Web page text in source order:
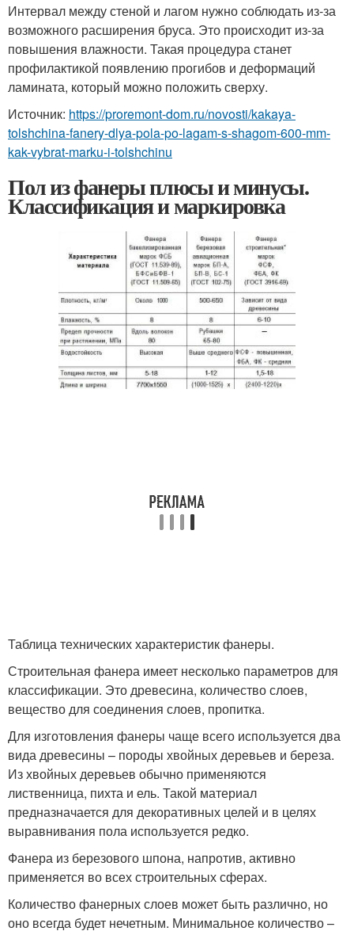
Интервал между стеной и лагом нужно соблюдать из-за
возможного расширения бруса. Это происходит из-за
повышения влажности. Такая процедура станет
профилактикой появлению прогибов и деформаций
ламината, который можно положить сверху.
Источник: https://proremont-dom.ru/novosti/kakaya-
tolshchina-fanery-dlya-pola-po-lagam-s-shagom-600-mm-
kak-vybrat-marku-i-tolshchinu
Пол из фанеры плюсы и минусы.
Классификация и маркировка
Таблица технических характеристик фанеры.
Строительная фанера имеет несколько параметров для
классификации. Это древесина, количество слоев,
вещество для соединения слоев, пропитка.
Для изготовления фанеры чаще всего используется два
вида древесины – породы хвойных деревьев и береза.
Из хвойных деревьев обычно применяются
лиственница, пихта и ель. Такой материал
предназначается для декоративных целей и в целях
выравнивания пола используется редко.
Фанера из березового шпона, напротив, активно
применяется во всех строительных сферах.
Количество фанерных слоев может быть различно, но
оно всегда будет нечетным. Минимальное количество –